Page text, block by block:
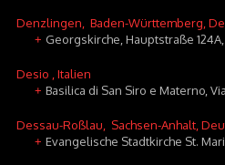
Denzlingen , Baden-Württemberg,
+ Georgskirche, Hauptstraße
Desio , Italien
+ Basilica di San Siro e Materno,
Dessau-Roßlau , Sachsen-Anhalt,
+ Evangelische Stadtkirche St.